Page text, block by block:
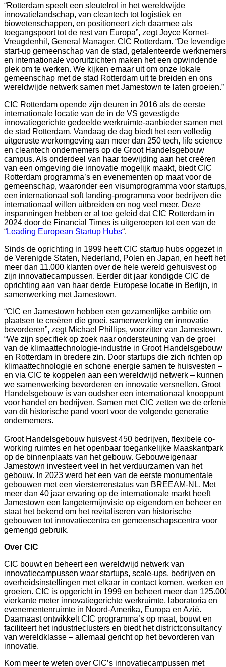
“Rotterdam speelt een sleutelrol in het wereldwijde
innovatielandschap, van cleantech tot logistiek en
biowetenschappen, en positioneert zich daarmee als
toegangspoort tot de rest van Europa”, zegt Joyce Kornet-
Vreugdenhil, General Manager, CIC Rotterdam. “De levendige
start-up gemeenschap van de stad, getalenteerde werknemers
en internationale vooruitzichten maken het een opwindende
plek om te werken. We kijken ernaar uit om onze lokale
gemeenschap met de stad Rotterdam uit te breiden en ons
wereldwijde netwerk samen met Jamestown te laten groeien.”
CIC Rotterdam opende zijn deuren in 2016 als de eerste
internationale locatie van de in de VS gevestigde
innovatiegerichte gedeelde werkruimte-aanbieder samen met
de stad Rotterdam. Vandaag de dag biedt het een volledig
uitgeruste werkomgeving aan meer dan 250 tech, life science
en cleantech ondernemers op de Groot Handelsgebouw
campus. Als onderdeel van haar toewijding aan het creëren
van een omgeving die innovatie mogelijk maakt, biedt CIC
Rotterdam programma’s en evenementen op maat voor de
gemeenschap, waaronder een visumprogramma voor
een internationaal soft landing-programma voor bedrijven die
internationaal willen uitbreiden en nog veel meer. Deze
inspanningen hebben er al toe geleid dat CIC Rotterdam in
2024 door de Financial Times is uitgeroepen tot een van de
“Leading European Startup Hubs“.
Sinds de oprichting in 1999 heeft CIC startup hubs opgezet in
de Verenigde Staten, Nederland, Polen en Japan, en heeft het
meer dan 11.000 klanten over de hele wereld gehuisvest op
zijn innovatiecampussen. Eerder dit jaar kondigde CIC de
oprichting aan van haar derde Europese locatie in Berlijn, in
samenwerking met Jamestown.
“CIC en Jamestown hebben een gezamenlijke ambitie om
plaatsen te creëren die groei, samenwerking en innovatie
bevorderen”, zegt Michael Phillips, voorzitter van Jamestown.
“We zijn specifiek op zoek naar ondersteuning van de groei
van de klimaattechnologie-industrie in Groot Handelsgebouw
en Rotterdam in bredere zin. Door startups die zich richten op
klimaattechnologie en schone energie samen te huisvesten –
en via CIC te koppelen aan een wereldwijd netwerk – kunnen
we samenwerking bevorderen en innovatie versnellen. Groot
Handelsgebouw is van oudsher een internationaal knooppunt
voor handel en bedrijven. Samen met CIC zetten we de
van dit historische pand voort voor de volgende generatie
ondernemers.
Groot Handelsgebouw huisvest 450 bedrijven, flexibele co-
working ruimtes en het openbaar toegankelijke Maaskantpark
op de binnenplaats van het gebouw. Gebouweigenaar
Jamestown investeert veel in het verduurzamen van het
gebouw. In 2023 werd het een van de eerste monumentale
gebouwen met een viersterrenstatus van BREEAM-NL. Met
meer dan 40 jaar ervaring op de internationale markt heeft
Jamestown een langetermijnvisie op eigendom en beheer en
staat het bekend om het revitaliseren van historische
gebouwen tot innovatiecentra en gemeenschapscentra voor
gemengd gebruik.
Over CIC
CIC bouwt en beheert een wereldwijd netwerk van
innovatiecampussen waar startups, scale-ups, bedrijven en
overheidsinstellingen met elkaar in contact komen, werken en
groeien. CIC is opgericht in 1999 en beheert meer dan
vierkante meter innovatiegerichte werkruimte, laboratoria en
evenementenruimte in Noord-Amerika, Europa en Azië.
Daarnaast ontwikkelt CIC programma’s op maat, bouwt en
faciliteert het industrieclusters en biedt het districtconsultancy
van wereldklasse – allemaal gericht op het bevorderen van
innovatie.
Kom meer te weten over CIC’s innovatiecampussen met